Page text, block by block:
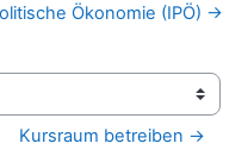
Ökonomie (IPÖ) →
Kursraum betreiben →